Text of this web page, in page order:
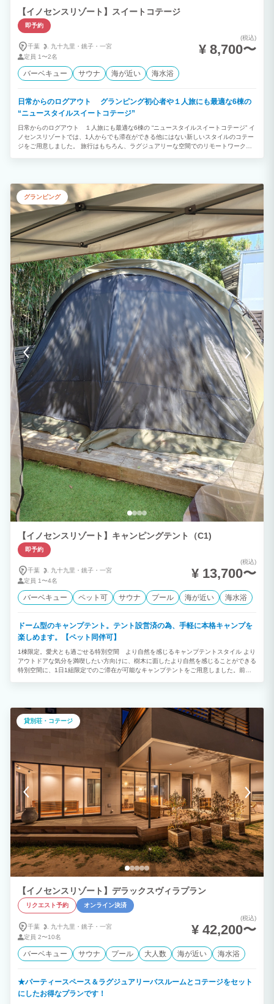
人数でもプライベート空間を確保。 三世代旅行や親族旅行、サークル旅行などでも、
ゆったりと快適にお過ごしいただけます。 ⑤ 記念日・サプライズにも対応 お誕生日
や結婚記念日など、大切な日を彩るケーキやサプライズ演出もご相談ください。 幹事
様と事前にお打ち合わせを行い、思い出に残る特別な時間をお手伝いいたします。 ⑥
電車でも安心！無料送迎サービス 東京駅から特急で約60分、上総一ノ宮駅まで無料送
迎を行っております。（事前予約・6名様まで） ご希望のお客様には、チェックイン前
にスーパーへのお買い物にもお立ち寄りいたしますので、食材や飲み物の買い出しも安
心です。 お車がなくても快適にご滞在いただけるため、電車でのグループ旅行やご家
日会・記念日パーティー などもご相談いただけます。 お客様のご希望に合わせたプラ
ンをご提案いたします。 心に残る、特別な一日を。 「遊ぶ」「癒される」「語り合
友人と過ごす、かけがえのない時間。 都会の喧騒を離れ、自然に包まれながら、笑顔
あふれる特別な思い出を「太陽と星が輝く宿 季楽」でお過ごしください。
【イノセンスリゾート】スイートコテージ
即予約
千葉 九十九里・ 銚子・ 一宮
定員 1〜2名
(税込)
¥ 8,700〜
バーベキュー サウナ 海が近い 海水浴
日常からのログアウト グランピング初心者や１人旅にも最適な6棟の
“ニュースタイルスイートコテージ”
日常からのログアウト １人旅にも最適な6棟の “ニュースタイルスイートコテージ” イ
ノセンスリゾートでは、1人からでも滞在ができる他にはない新しいスタイルのコテー
ジをご用意しました。 旅行はもちろん、ラグジュアリーな空間でのリモートワークと
お楽しみください。
グランピング
【イノセンスリゾート】キャンピングテント（C1)
即予約
千葉 九十九里・ 銚子・ 一宮
定員 1〜4名
(税込)
¥ 13,700〜
バーベキュー ペット可 サウナ プール 海が近い 海水浴
ドーム型のキャンプテント。テント設営済の為、手軽に本格キャンプを
楽しめます。【ペット同伴可】
1棟限定。愛犬とも過ごせる特別空間 より自然を感じるキャンプテントスタイル より
アウトドアな気分を満喫したい方向けに、樹木に面したより自然を感じることができる
特別空間に、1日1組限定でのご滞在が可能なキャンプテントをご用意しました。前面
体験。ワンランク上のアウトドアステイをお楽しみください。
貸別荘・コテージ
【イノセンスリゾート】デラックスヴィラプラン
リクエスト予約 オンライン決済
千葉 九十九里・ 銚子・ 一宮
定員 2〜10名
(税込)
¥ 42,200〜
バーベキュー サウナ プール 大人数 海が近い 海水浴
★パーティースペース＆ラグジュアリーバスルームとコテージをセット
にしたお得なプランです！